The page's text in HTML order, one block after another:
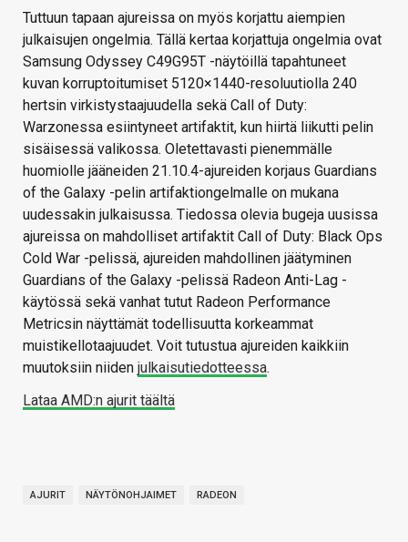
Tuttuun tapaan ajureissa on myös korjattu aiempien
julkaisujen ongelmia. Tällä kertaa korjattuja ongelmia ovat
Samsung Odyssey C49G95T -näytöillä tapahtuneet
kuvan korruptoitumiset 5120×1440-resoluutiolla 240
hertsin virkistystaajuudella sekä Call of Duty:
Warzonessa esiintyneet artifaktit, kun hiirtä liikutti pelin
sisäisessä valikossa. Oletettavasti pienemmälle
huomiolle jääneiden 21.10.4-ajureiden korjaus Guardians
of the Galaxy -pelin artifaktiongelmalle on mukana
uudessakin julkaisussa. Tiedossa olevia bugeja uusissa
ajureissa on mahdolliset artifaktit Call of Duty: Black Ops
Cold War -pelissä, ajureiden mahdollinen jäätyminen
Guardians of the Galaxy -pelissä Radeon Anti-Lag -
käytössä sekä vanhat tutut Radeon Performance
Metricsin näyttämät todellisuutta korkeammat
muistikellotaajuudet. Voit tutustua ajureiden kaikkiin
muutoksiin niiden julkaisutiedotteessa.
Lataa AMD:n ajurit täältä
AJURIT NÄYTÖNOHJAIMET RADEON